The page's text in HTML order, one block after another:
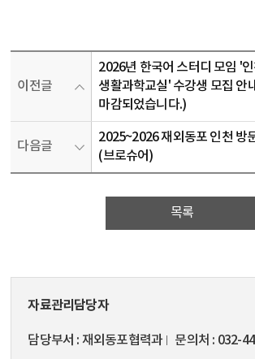
이전글
2026년 한국어 스터디 모임 '인
생활과학교실' 수강생 모집
마감되었습니다.)
다음글
2025~2026 재외동포 인천 방
(브로슈어)
목록
자료관리담당자
담당부서 재외동포협력과 문의처
032-